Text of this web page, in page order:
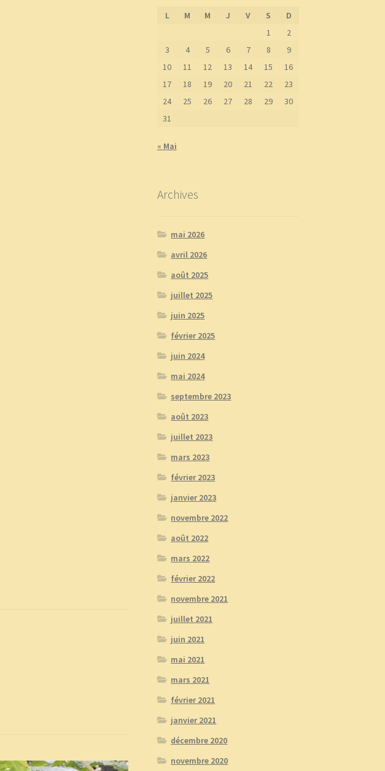
L M M J V S
D
1
2
3
4 5 6 7 8
9
10
11 12 13 14 15
16
17
18 19 20 21 22
23
24
25 26 27 28 29
30
31
« Mai
Archives
mai 2026
avril 2026
août 2025
juillet 2025
juin 2025
février 2025
juin 2024
mai 2024
septembre 2023
août 2023
juillet 2023
mars 2023
février 2023
janvier 2023
novembre 2022
août 2022
mars 2022
février 2022
novembre 2021
juillet 2021
juin 2021
mai 2021
mars 2021
février 2021
janvier 2021
décembre 2020
novembre 2020